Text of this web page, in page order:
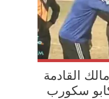
القادمة
سكورب